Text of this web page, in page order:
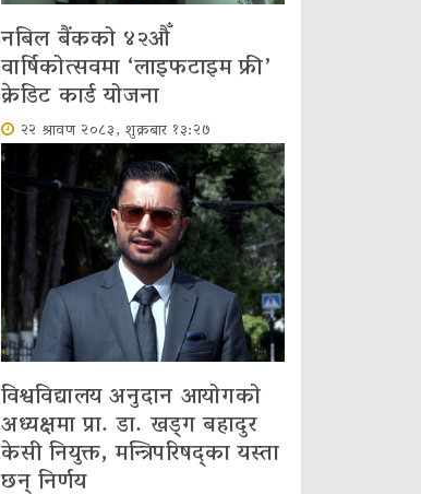
नबिल बैंकको ४२औँ
वार्षिकोत्सवमा ‘लाइफटाइम फ्री’
क्रेडिट कार्ड योजना
२२ श्रावण २०८३, शुक्रबार १३:२७
विश्वविद्यालय अनुदान आयोगको
अध्यक्षमा प्रा. डा. खड्ग बहादुर
केसी नियुक्त, मन्त्रिपरिषद्का यस्ता
छन् निर्णय